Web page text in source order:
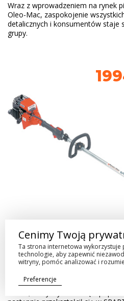
Wraz z wprowadzeniem na rynek
Oleo-Mac, zaspokojenie
detalicznych i konsumentów staje
grupy.
Cenimy Twoją
Ta strona internetowa wykorzystuje
technologie, aby zapewnić
witryny, pomóc analizować i
Preferencje